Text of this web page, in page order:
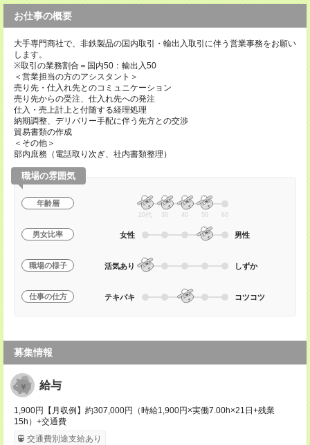
お仕事の概要
大手専門商社で、非鉄製品の国内取引・輸出入取引に伴う営業事務をお願い
します。
※取引の業務割合＝国内50：輸出入50
＜営業担当の方のアシスタント＞
売り先・仕入れ先とのコミュニケーション
売り先からの受注、仕入れ先への発注
仕入・売上計上と付随する経理処理
納期調整、デリバリー手配に伴う先方との交渉
貿易書類の作成
＜その他＞
部内庶務（電話取り次ぎ、社内書類整理）
職場の雰囲気
年齢層
20代 30 40 50 60
男女比率 女性 男性
職場の様子 活気あり しずか
仕事の仕方 テキパキ コツコツ
募集情報
給与
1,900円【月収例】約307,000円（時給1,900円×実働7.00h×21日+残業
15h）+交通費
交通費別途支給あり